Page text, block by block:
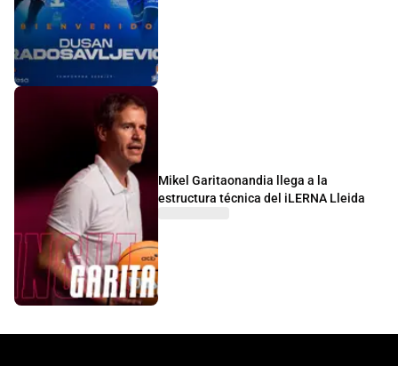
Mikel Garitaonandia llega a la
estructura técnica del iLERNA Lleida